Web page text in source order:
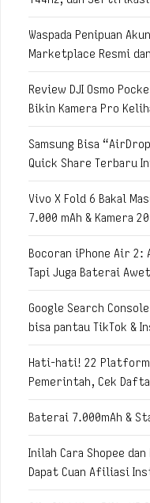
Waspada Penipuan
Marketplace Resmi
Review DJI Osmo
Bikin Kamera Pro
Samsung Bisa
Quick Share Terbaru
Vivo X Fold 6 Bakal
7.000 mAh & Kamera
Bocoran iPhone Air 2:
Tapi Juga Baterai
Google Search
bisa pantau TikTok &
Hati-hati! 22
Pemerintah, Cek
Baterai 7.000mAh &
Inilah Cara Shopee
Dapat Cuan Afiliasi